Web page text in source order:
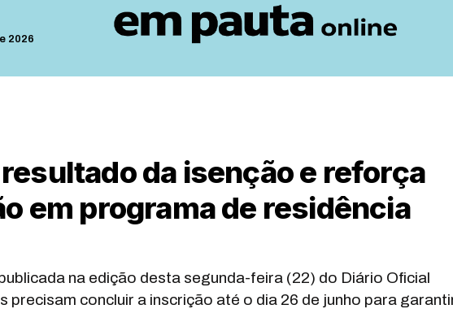
2026
da isenção e reforça
em programa de residência
na edição desta segunda-feira (22) do Diário Oficial
precisam concluir a inscrição até o dia 26 de junho para